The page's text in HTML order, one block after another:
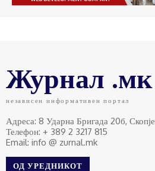
Журнал .мк
независен информативен портал
Адреса: 8 Ударна Бригада 20б, Скопје
Телефон: + 389 2 3217 815
Email: info @ zurnal.mk
ОД УРЕДНИКОТ